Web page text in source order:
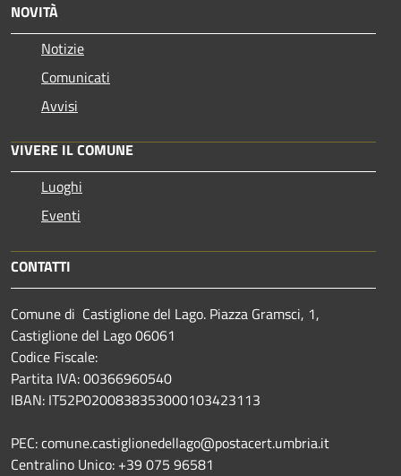
NOVITÀ
Notizie
Comunicati
Avvisi
VIVERE IL COMUNE
Luoghi
Eventi
CONTATTI
Comune di Castiglione del Lago. Piazza Gramsci, 1,
Castiglione del Lago 06061
Codice Fiscale:
Partita IVA: 00366960540
IBAN: IT52P0200838353000103423113
PEC: comune.castiglionedellago@postacert.umbria.it
Centralino Unico: +39 075 96581